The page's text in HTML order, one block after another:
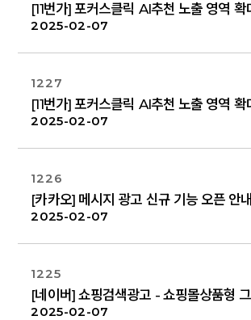
2025-02-07
1227
2025-02-07
1226
[카카오] 메시지 광고 신규 기능 오픈 안내
2025-02-07
1225
2025-02-07